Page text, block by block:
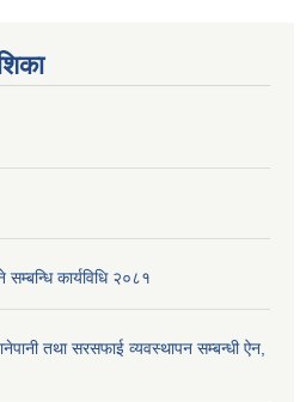
कार्यविधि २०८१
तथा सरसफाई व्यवस्थापन सम्बन्धी ऐन,